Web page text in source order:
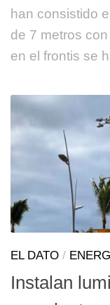
han consistido
de 7 metros
en el frontis se
EL DATO /
Instalan